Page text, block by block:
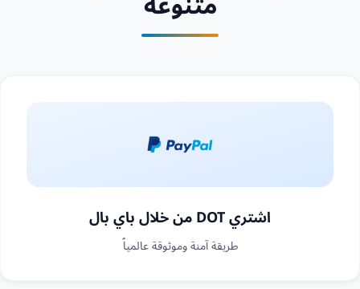
اشتري DOT من خلال باي بال
طريقة آمنة وموثوقة عالمياً